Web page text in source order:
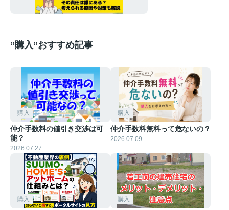
”購入”おすすめ記事
購入
仲介手数料の値引き交渉は可
能？
2026.07.27
購入
仲介手数料無料って危ないの？
2026.07.09
購入 購入